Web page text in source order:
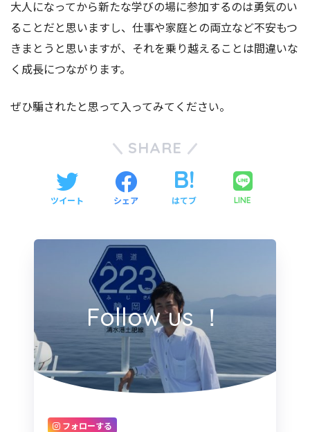
大人になってから新たな学びの場に参加するのは勇気のい
ることだと思いますし、仕事や家庭との両立など不安もつ
きまとうと思いますが、それを乗り越えることは間違いな
く成長につながります。
ぜひ騙されたと思って入ってみてください。
SHARE
ツイート シェア はてブ LINE
Follow us ！
フォローする